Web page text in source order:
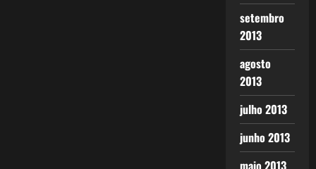
setembro
2013
agosto
2013
julho 2013
junho 2013
maio 2013